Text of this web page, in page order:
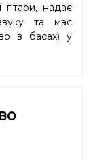
надає
та має
в басах) у